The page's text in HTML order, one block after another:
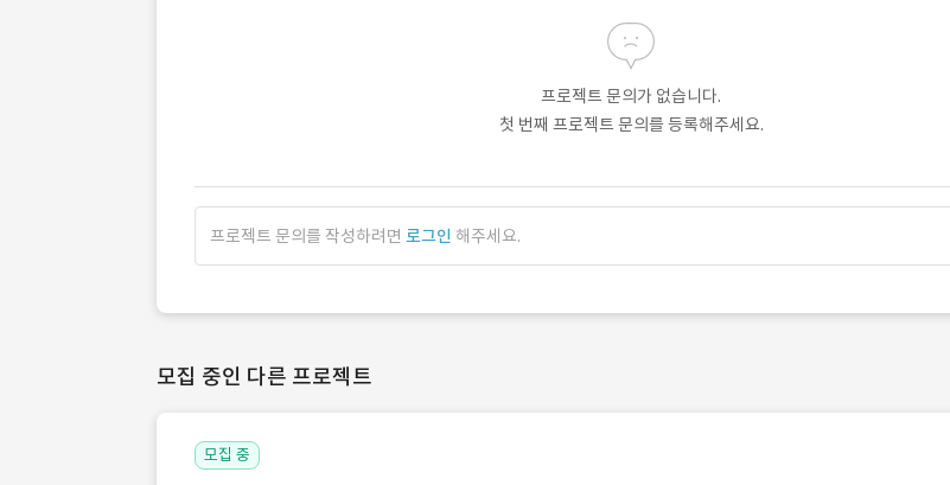
프로젝트 문의가 없습니다.
첫 번째 프로젝트 문의를 등록해주세요.
프로젝트 문의를 작성하려면 로그인 해주세요.
모집 중인 다른 프로젝트
모집 중